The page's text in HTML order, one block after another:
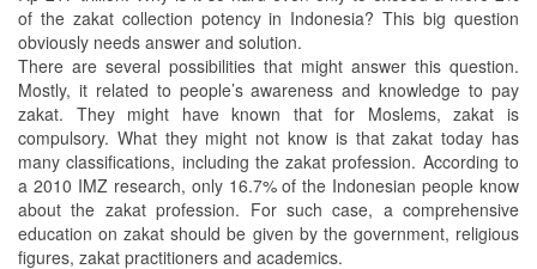
of the zakat collection potency in Indonesia? This big question
obviously needs answer and solution.
There are several possibilities that might answer this question.
Mostly, it related to people’s awareness and knowledge to pay
zakat. They might have known that for Moslems, zakat is
compulsory. What they might not know is that zakat today has
many classifications, including the zakat profession. According to
a 2010 IMZ research, only 16.7% of the Indonesian people know
about the zakat profession. For such case, a comprehensive
education on zakat should be given by the government, religious
figures, zakat practitioners and academics.